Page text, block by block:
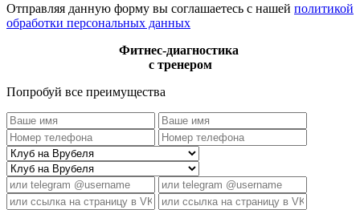
Отправляя данную форму вы соглашаетесь с нашей политикой
обработки персональных данных
Фитнес-диагностика
с тренером
Попробуй все преимущества